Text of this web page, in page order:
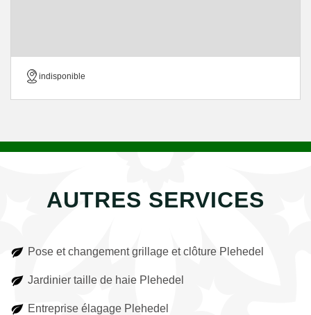
indisponible
AUTRES SERVICES
Pose et changement grillage et clôture Plehedel
Jardinier taille de haie Plehedel
Entreprise élagage Plehedel